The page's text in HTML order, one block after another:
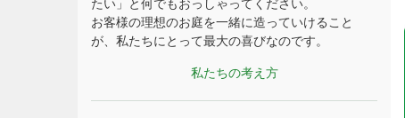
たい」と何でもおっしゃってください。
お客様の理想のお庭を一緒に造っていけること
が、私たちにとって最大の喜びなのです。
私たちの考え方